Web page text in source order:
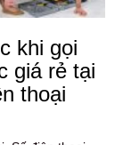
khi gọi
giá rẻ tại
thoại